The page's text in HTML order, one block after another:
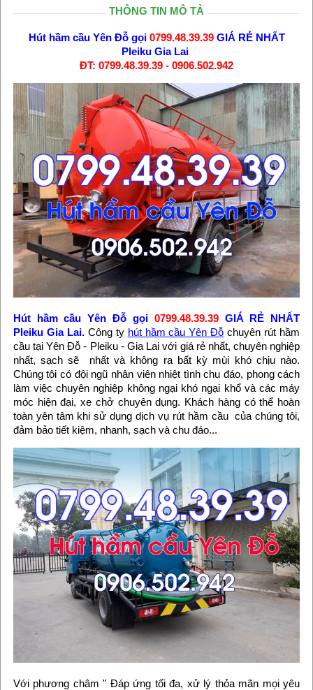
THÔNG TIN MÔ TẢ
Hút hầm cầu Yên Đỗgọi 0799.48.39.39GIÁ RẺ NHẤT
Pleiku Gia Lai
ĐT: 0799.48.39.39 - 0906.502.942
Hút hầm cầu Yên Đỗ gọi 0799.48.39.39GIÁ RẺ NHẤT
Pleiku Gia Lai. Công ty hút hầm cầu Yên Đỗ chuyên rút hầm
cầu tại Yên Đỗ - Pleiku - Gia Lai với giá rẻ nhất, chuyên nghiệp
nhất, sạch sẽ nhất và không ra bất kỳ mùi khó chịu nào.
Chúng tôi có đội ngũ nhân viên nhiệt tình chu đáo, phong cách
làm việc chuyên nghiệp không ngại khó ngại khổ và các máy
móc hiện đại, xe chở chuyên dụng. Khách hàng có thể hoàn
toàn yên tâm khi sử dụng dịch vụ rút hầm cầu của chúng tôi,
đảm bảo tiết kiệm, nhanh, sạch và chu đáo...
Với phương châm " Đáp ứng tối đa, xử lý thỏa mãn mọi yêu